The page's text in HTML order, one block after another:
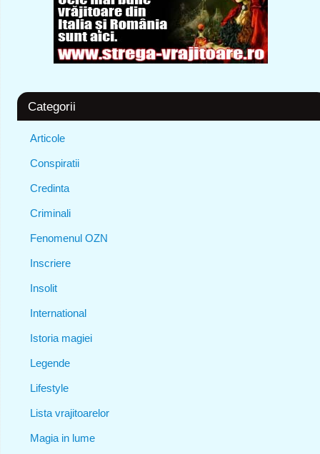
Categorii
Articole
Conspiratii
Credinta
Criminali
Fenomenul OZN
Inscriere
Insolit
International
Istoria magiei
Legende
Lifestyle
Lista vrajitoarelor
Magia in lume